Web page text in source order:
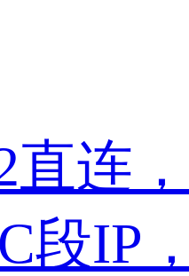
直连
段IP